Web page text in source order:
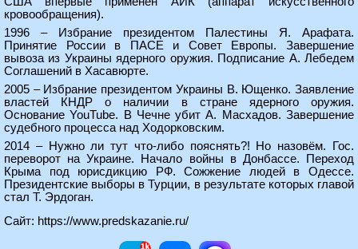
кровообращения).
1996 – Избрание президентом Палестины Я. Арафата.
Принятие России в ПАСЕ и Совет Европы. Завершение
вывоза из Украины ядерного оружия. Подписание А. Лебедем
Соглашений в Хасавюрте.
2005 – Избрание президентом Украины В. Ющенко. Заявление
властей КНДР о наличии в стране ядерного оружия.
Основание YouTube. В Чечне убит А. Масхадов. Завершение
судебного процесса над Ходорковским.
2014 – Нужно ли тут что-либо пояснять?! Но назовём. Гос.
переворот на Украине. Начало войны в Донбассе. Переход
Крыма под юрисдикцию РФ. Сожжение людей в Одессе.
Президентские выборы в Турции, в результате которых главой
стал Т. Эрдоган.
Сайт: https://www.predskazanie.ru/